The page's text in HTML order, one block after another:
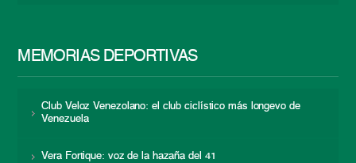
MEMORIAS DEPORTIVAS
Club Veloz Venezolano: el club ciclístico más longevo de
Venezuela
Vera Fortique: voz de la hazaña del 41